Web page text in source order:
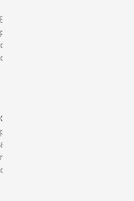
Entorno
profesional,
control sanitario
constante.
Cuando no es
posible o
adecuado
realizar diálisis en
casa.